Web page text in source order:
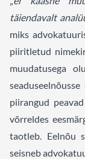
täiendavalt
miks
piiritletud
muudatusega
piirangud
võrreldes
taotleb. Eelnõu
seisneb